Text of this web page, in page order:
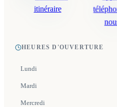
HEURES D'OUVERTURE
Lundi
Mardi
Mercredi